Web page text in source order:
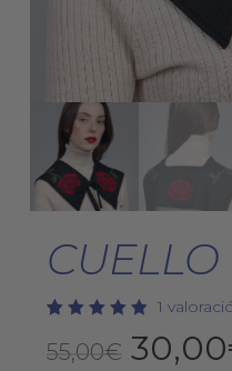
CUELLO
con5.00
de 5 en
1
55,00€ El
30,00